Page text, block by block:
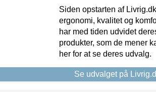
Siden opstarten af
ergonomi, kvalitet og
har med tiden udvidet
produkter, som de mener
her for at se deres udvalg.
Se udvalget på